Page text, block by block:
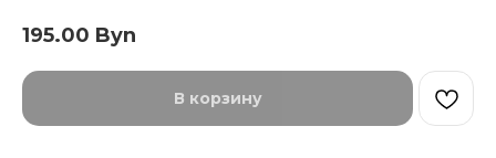
195.00 Byn
В корзину